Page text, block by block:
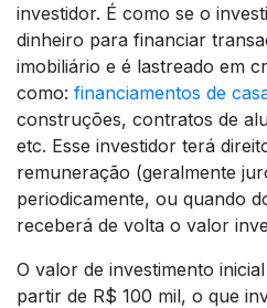
investidor. É como se o
dinheiro para financiar
imobiliário e é lastreado em
como: financiamentos de
construções, contratos de
etc. Esse investidor terá
remuneração (geralmente
periodicamente, ou quando
receberá de volta o valor
O valor de investimento
partir de R$ 100 mil, o que